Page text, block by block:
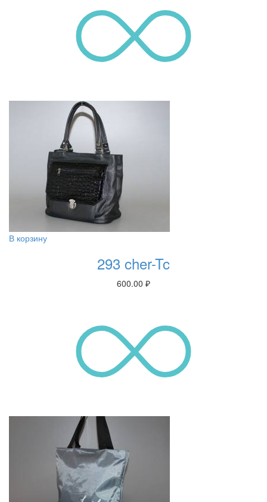
В корзину
293 cher-Tc
600.00 ₽